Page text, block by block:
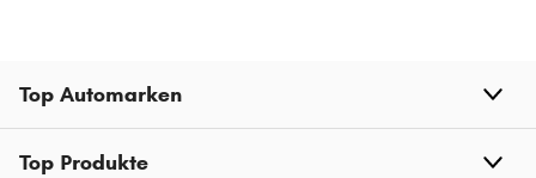
Top Automarken
Top Produkte